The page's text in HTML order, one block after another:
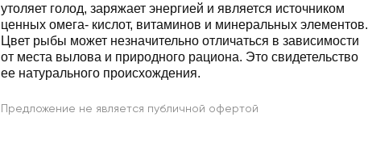
утоляет голод, заряжает энергией и является источником
ценных омега- кислот, витаминов и минеральных элементов.
Цвет рыбы может незначительно отличаться в зависимости
от места вылова и природного рациона. Это свидетельство
ее натурального происхождения.
Предложение не является публичной офертой